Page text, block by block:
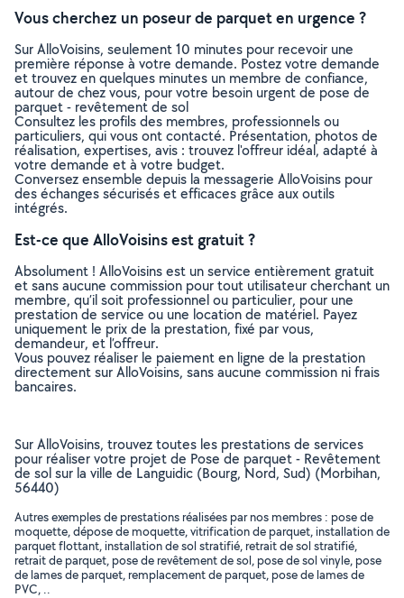
Vous cherchez un poseur de parquet en urgence ?
Sur AlloVoisins, seulement 10 minutes pour recevoir une
première réponse à votre demande. Postez votre demande
et trouvez en quelques minutes un membre de confiance,
autour de chez vous, pour votre besoin urgent de pose de
parquet - revêtement de sol
Consultez les profils des membres, professionnels ou
particuliers, qui vous ont contacté. Présentation, photos de
réalisation, expertises, avis : trouvez l'offreur idéal, adapté à
votre demande et à votre budget.
Conversez ensemble depuis la messagerie AlloVoisins pour
des échanges sécurisés et efficaces grâce aux outils
intégrés.
Est-ce que AlloVoisins est gratuit ?
Absolument ! AlloVoisins est un service entièrement gratuit
et sans aucune commission pour tout utilisateur cherchant un
membre, qu’il soit professionnel ou particulier, pour une
prestation de service ou une location de matériel. Payez
uniquement le prix de la prestation, fixé par vous,
demandeur, et l’offreur.
Vous pouvez réaliser le paiement en ligne de la prestation
directement sur AlloVoisins, sans aucune commission ni frais
bancaires.
Sur AlloVoisins, trouvez toutes les prestations de services
pour réaliser votre projet de Pose de parquet - Revêtement
de sol sur la ville de Languidic (Bourg, Nord, Sud) (Morbihan,
56440)
Autres exemples de prestations réalisées par nos membres : pose de
moquette, dépose de moquette, vitrification de parquet, installation de
parquet flottant, installation de sol stratifié, retrait de sol stratifié,
retrait de parquet, pose de revêtement de sol, pose de sol vinyle, pose
de lames de parquet, remplacement de parquet, pose de lames de
PVC, ..